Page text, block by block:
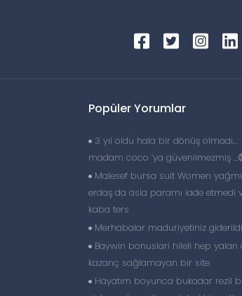
Popüler Yorumlar
3 yıl oldu hala bir dönüş olmadı…
madam coco ‘ya güvenilmezmiş
Malesef bursa suit Women
erdaş da asla paramı iade etmedi
kaba ters
Merhabalar maduriyetiniz
Baywin bonuslari hileli hep yalan
kazanç sağlamayan bir site
Hayatım boyunca bukadar rezil